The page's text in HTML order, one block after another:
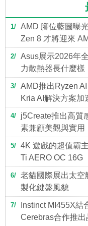
1
AMD 腳位藍圖曝
Zen 8 才將迎來
2
Asus展示2026年
力散熱器長什麼樣
3
AMD推出Ryzen
Kria AI解決方案加
4
j5Create推出高質
素兼顧美觀與實用
5
4K 遊戲的超值霸
Ti AERO OC 16G
6
老貓國際展出太空
製化鍵盤風貌
7
Instinct MI455X
Cerebras合作推